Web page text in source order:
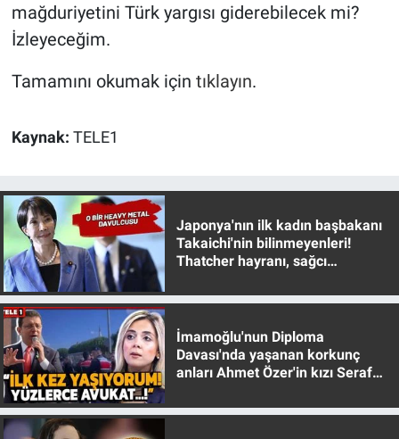
mağduriyetini Türk yargısı giderebilecek mi?
İzleyeceğim.
Tamamını okumak için tıklayın.
Kaynak: TELE1
Japonya'nın ilk kadın başbakanı
Takaichi'nin bilinmeyenleri!
Thatcher hayranı, sağcı
İmamoğlu'nun Diploma
Davası'nda yaşanan korkunç
anları Ahmet Özer'in kızı Seraf